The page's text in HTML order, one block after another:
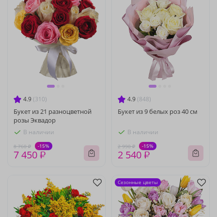
4.9 (310)
Букет из 21 разноцветной
розы Эквадор
В наличии
8 760 ₽ -15%
7 450 ₽
4.9 (848)
Букет из 9 белых роз 40 см
В наличии
2 990 ₽ -15%
2 540 ₽
Сезонные цветы